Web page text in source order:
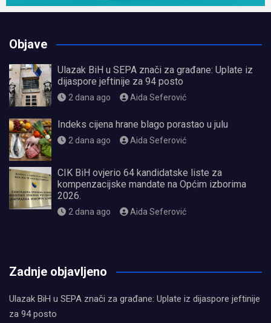
Objave
Ulazak BiH u SEPA znači za građane: Uplate iz
dijaspore jeftinije za 94 posto
2 dana ago Aida Seferović
Indeks cijena hrane blago porastao u julu
2 dana ago Aida Seferović
CIK BiH ovjerio 64 kandidatske liste za
kompenzacijske mandate na Općim izborima
2026.
2 dana ago Aida Seferović
Zadnje objavljeno
Ulazak BiH u SEPA znači za građane: Uplate iz dijaspore jeftinije
za 94 posto